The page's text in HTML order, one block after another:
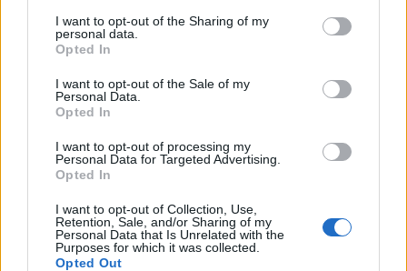
I want to opt-out of the Sharing of my
personal data.
Opted In
I want to opt-out of the Sale of my
Personal Data.
Opted In
I want to opt-out of processing my
Personal Data for Targeted Advertising.
Opted In
I want to opt-out of Collection, Use,
Retention, Sale, and/or Sharing of my
Personal Data that Is Unrelated with the
Purposes for which it was collected.
Opted Out